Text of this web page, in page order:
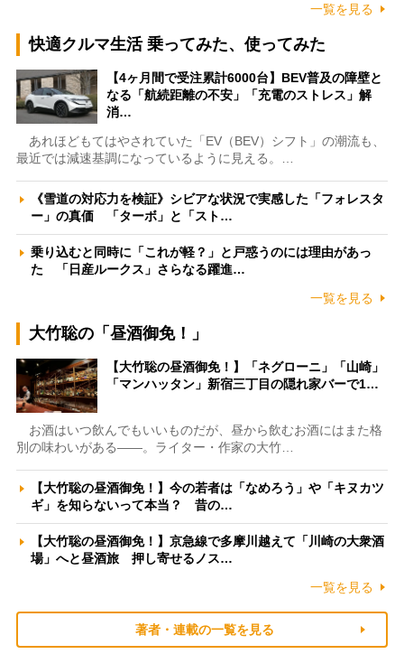
一覧を見る
快適クルマ生活 乗ってみた、使ってみた
【4ヶ月間で受注累計6000台】BEV普及の障壁と
なる「航続距離の不安」「充電のストレス」解
消…
あれほどもてはやされていた「EV（BEV）シフト」の潮流も、
最近では減速基調になっているように見える。…
《雪道の対応力を検証》シビアな状況で実感した「フォレスタ
ー」の真価 「ターボ」と「スト…
乗り込むと同時に「これが軽？」と戸惑うのには理由があっ
た 「日産ルークス」さらなる躍進…
一覧を見る
大竹聡の「昼酒御免！」
【大竹聡の昼酒御免！】「ネグローニ」「山崎」
「マンハッタン」新宿三丁目の隠れ家バーで1…
お酒はいつ飲んでもいいものだが、昼から飲むお酒にはまた格
別の味わいがある――。ライター・作家の大竹…
【大竹聡の昼酒御免！】今の若者は「なめろう」や「キヌカツ
ギ」を知らないって本当？ 昔の…
【大竹聡の昼酒御免！】京急線で多摩川越えて「川崎の大衆酒
場」へと昼酒旅 押し寄せるノス…
一覧を見る
著者・連載の一覧を見る